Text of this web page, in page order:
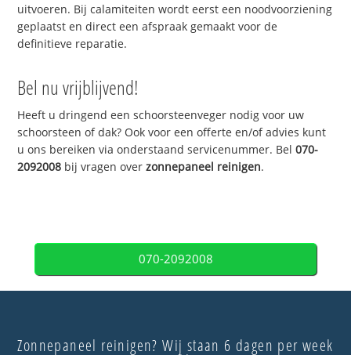
uitvoeren. Bij calamiteiten wordt eerst een noodvoorziening
geplaatst en direct een afspraak gemaakt voor de
definitieve reparatie.
Bel nu vrijblijvend!
Heeft u dringend een schoorsteenveger nodig voor uw
schoorsteen of dak? Ook voor een offerte en/of advies kunt
u ons bereiken via onderstaand servicenummer. Bel070-
2092008 bij vragen overzonnepaneel reinigen.
070-2092008
Zonnepaneel reinigen? Wij staan 6 dagen per week